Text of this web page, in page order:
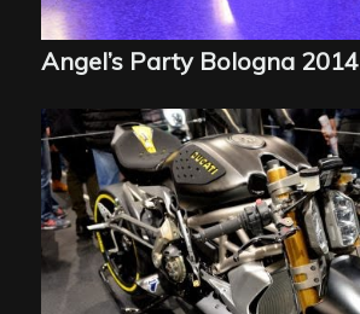
Angel’s Party Bologna 2014